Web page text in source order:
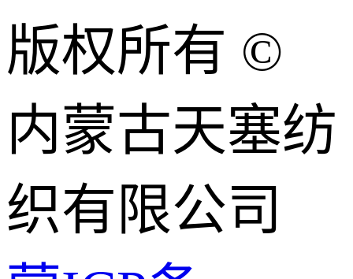
版权所有 ©
内蒙古天塞纺
织有限公司